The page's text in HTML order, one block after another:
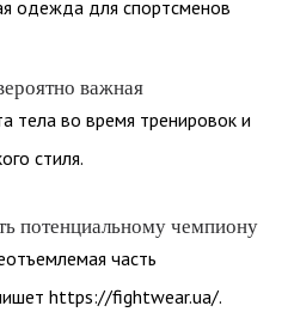
важная
тела во время тренировок и
стиля.
потенциальному чемпиону
часть
https://fightwear.ua/.